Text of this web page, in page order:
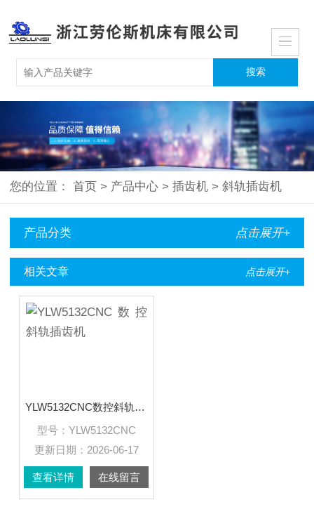
您的位置： 首页 > 产品中心 > 插齿机 > 斜轨插齿机
产品分类 点击展开+
相关文章 点击展开+
YLW5132CNC数控斜轨插齿机
型号： YLW5132CNC
更新日期： 2026-06-17
查看详情 在线留言